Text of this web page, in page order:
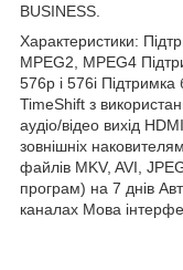
BUSINESS.
Характеристики:
MPEG2, MPEG4
576p і 576i Підтримка
TimeShift з
аудіо/відео вихід
зовнішніх
файлів MKV, AVI,
програм) на 7 днів
каналах Мова